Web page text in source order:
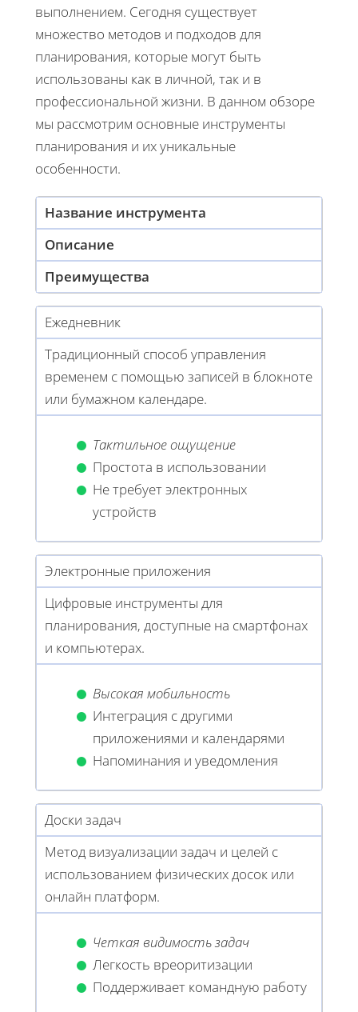
выполнением. Сегодня существует
множество методов и подходов для
планирования, которые могут быть
использованы как в личной, так и в
профессиональной жизни. В данном обзоре
мы рассмотрим основные инструменты
планирования и их уникальные
особенности.
Название инструмента
Описание
Преимущества
Ежедневник
Традиционный способ управления
временем с помощью записей в блокноте
или бумажном календаре.
Тактильное ощущение
Простота в использовании
Не требует электронных
устройств
Электронные приложения
Цифровые инструменты для
планирования, доступные на смартфонах
и компьютерах.
Высокая мобильность
Интеграция с другими
приложениями и календарями
Напоминания и уведомления
Доски задач
Метод визуализации задач и целей с
использованием физических досок или
онлайн платформ.
Четкая видимость задач
Легкость вреоритизации
Поддерживает командную работу